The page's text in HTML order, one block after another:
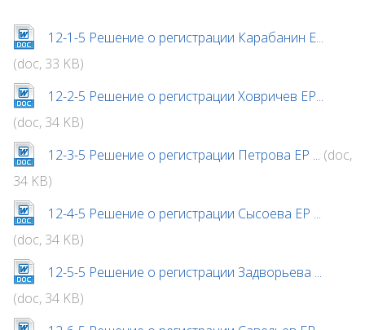
12-1-5 Решение о регистрации Карабанин Е...
(doc, 33 KB)
12-2-5 Решение о регистрации Ховричев ЕР...
(doc, 34 KB)
12-3-5 Решение о регистрации Петрова ЕР ... (doc,
34 KB)
12-4-5 Решение о регистрации Сысоева ЕР ...
(doc, 34 KB)
12-5-5 Решение о регистрации Задворьева ...
(doc, 34 KB)